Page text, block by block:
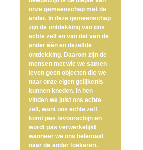
onze gemeenschap met de
ander. In deze gemeenschap
zijn de ontdekking van ons
echte zelf en van dat van de
ander één en dezelfde
ontdekking. Daarom zijn de
mensen met wie we samen
leven geen objecten die we
naar onze eigen gelijkenis
kunnen kneden. In hen
vinden we juist ons echte
zelf, want ons echte zelf
komt pas tevoorschijn en
wordt pas verwerkelijkt
wanneer we ons helemaal
naar de ander toekeren.